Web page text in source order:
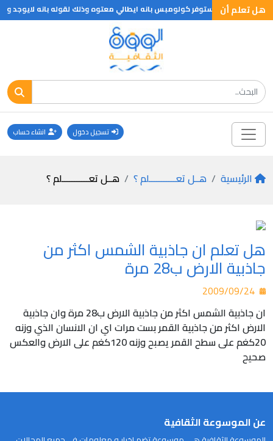
هل تعلم أن
كريستوفر كولومبس بانه ايطالي معتوه وذلك لقوله بانه لايوجد وراء الاطلنطي غير جزر الهند
تسجيل دخول انشاء حساب
الرئيسية هــل تعـــــــــــلم ؟ هــل تعـــــــــــلم ؟
هل تعلم ان جاذبية الشمس اكثر من
جاذبية الارض ب28 مرة
ان جاذبية الشمس اكثر من جاذبية الارض ب28 مرة وان جاذبية
الارض اكثر من جاذبية القمر بست مرات اي ان الانسان الذي وزنه
20كغم على سطح القمر يصبح وزنه 120كغم على الارض والعكس
صحيح
عن الموسوعة الثقافية